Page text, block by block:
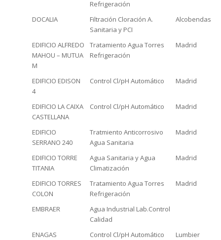
Refrigeración
DOCALIA
Filtración Cloración A.
Sanitaria y PCI
Alcobendas
EDIFICIO ALFREDO
MAHOU – MUTUA
M
Tratamiento Agua Torres
Refrigeración
Madrid
EDIFICIO EDISON
4
Control Cl/pH Automático Madrid
EDIFICIO LA CAIXA
CASTELLANA
Control Cl/pH Automático Madrid
EDIFICIO
SERRANO 240
Tratmiento Anticorrosivo
Agua Sanitaria
Madrid
EDIFICIO TORRE
TITANIA
Agua Sanitaria y Agua
Climatización
Madrid
EDIFICIO TORRES
COLON
Tratamiento Agua Torres
Refrigeración
Madrid
EMBRAER
Agua Industrial Lab.Control
Calidad
ENAGAS
Control Cl/pH Automático
Lumbier